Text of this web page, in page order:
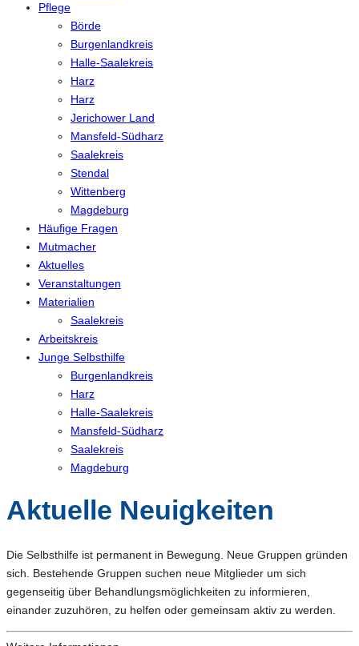
Pflege
Börde
Burgenlandkreis
Halle-Saalekreis
Harz
Harz
Jerichower Land
Mansfeld-Südharz
Saalekreis
Stendal
Wittenberg
Magdeburg
Häufige Fragen
Mutmacher
Aktuelles
Veranstaltungen
Materialien
Saalekreis
Arbeitskreis
Junge Selbsthilfe
Burgenlandkreis
Harz
Halle-Saalekreis
Mansfeld-Südharz
Saalekreis
Magdeburg
Aktuelle Neuigkeiten
Die Selbsthilfe ist permanent in Bewegung. Neue Gruppen gründen
sich. Bestehende Gruppen suchen neue Mitglieder um sich
gegenseitig über Behandlungsmöglichkeiten zu informieren,
einander zuzuhören, zu helfen oder gemeinsam aktiv zu werden.